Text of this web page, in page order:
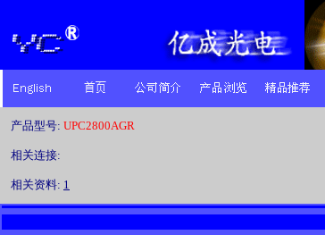
产品型号: UPC2800AGR
相关连接:
相关资料: 1